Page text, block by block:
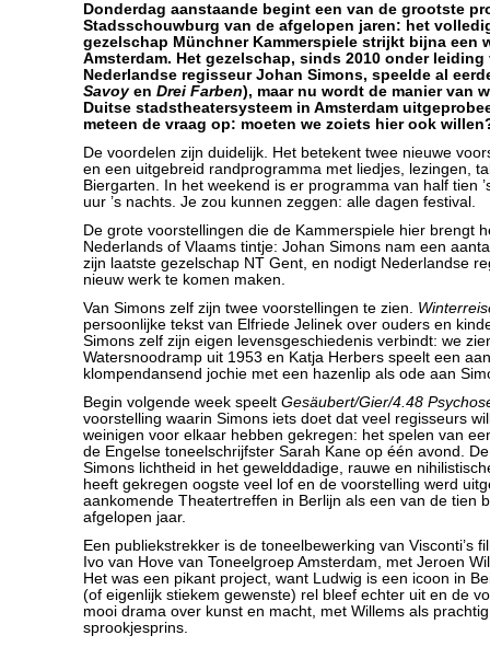
Donderdag aanstaande begint een van de grootste
Stadsschouwburg van de afgelopen jaren: het
gezelschap Münchner Kammerspiele strijkt bijna een
Amsterdam. Het gezelschap, sinds 2010 onder leiding
Nederlandse regisseur Johan Simons, speelde al
Savoyen Drei Farben), maar nu wordt de manier van
Duitse stadstheatersysteem in Amsterdam
meteen de vraag op: moeten we zoiets hier ook
De voordelen zijn duidelijk. Het betekent twee nieuwe
en een uitgebreid randprogramma met liedjes, lezingen,
Biergarten. In het weekend is er programma van half tien
uur ’s nachts. Je zou kunnen zeggen: alle dagen festival.
De grote voorstellingen die de Kammerspiele hier brengt
Nederlands of Vlaams tintje: Johan Simons nam een
zijn laatste gezelschap NT Gent, en nodigt Nederlandse
nieuw werk te komen maken.
Van Simons zelf zijn twee voorstellingen te zien.
persoonlijke tekst van Elfriede Jelinek over ouders en
Simons zelf zijn eigen levensgeschiedenis verbindt: we
Watersnoodramp uit 1953 en Katja Herbers speelt een
klompendansend jochie met een hazenlip als ode aan
Begin volgende week speelt Gesäubert/Gier/4.48
voorstelling waarin Simons iets doet dat veel regisseurs
weinigen voor elkaar hebben gekregen: het spelen van
de Engelse toneelschrijfster Sarah Kane op één avond.
Simons lichtheid in het gewelddadige, rauwe en
heeft gekregen oogste veel lof en de voorstelling werd
aankomende Theatertreffen in Berlijn als een van de tien
afgelopen jaar.
Een publiekstrekker is de toneelbewerking van Visconti’s
Ivo van Hove van Toneelgroep Amsterdam, met Jeroen
Het was een pikant project, want Ludwig is een icoon in
(of eigenlijk stiekem gewenste) rel bleef echter uit en de
mooi drama over kunst en macht, met Willems als
sprookjesprins.